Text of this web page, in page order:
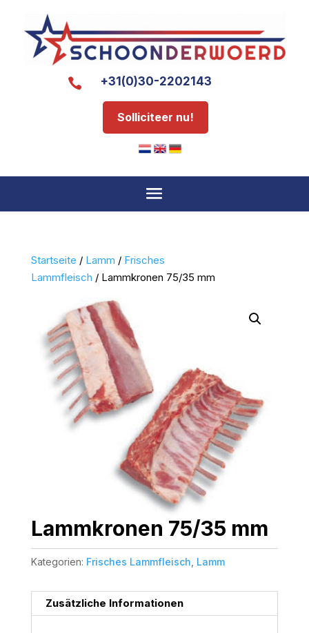
 +31(0)30-2202143
Solliciteer nu!
Startseite / Lamm / Frisches
Lammfleisch / Lammkronen 75/35 mm
Lammkronen 75/35 mm
Kategorien: Frisches Lammfleisch Lamm
Zusätzliche Informationen